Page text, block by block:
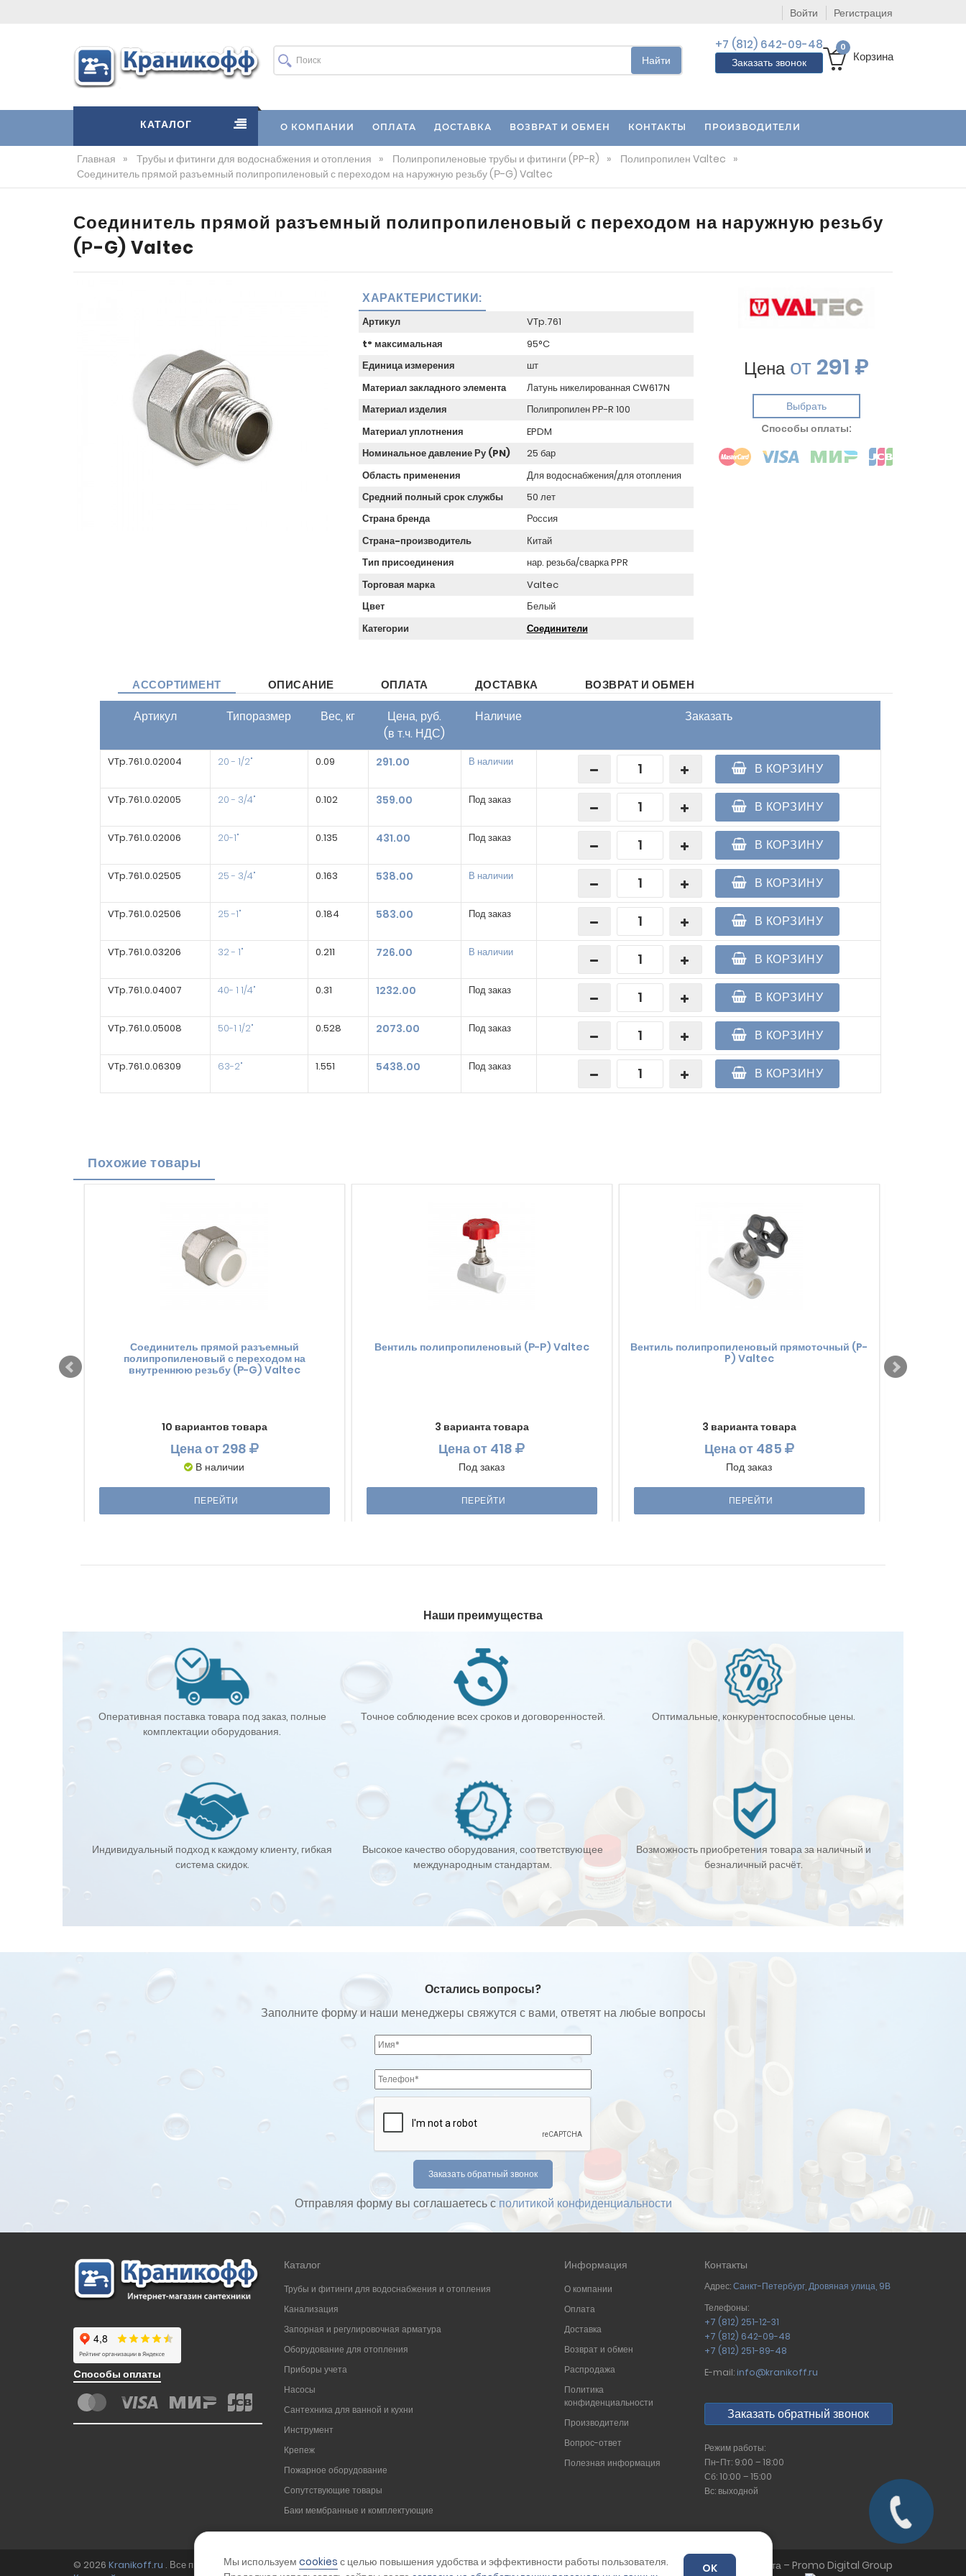
Войти Регистрация
Найти
+7 (812) 642-09-48
Заказать звонок
0
Корзина
КАТАЛОГ О КОМПАНИИ ОПЛАТА ДОСТАВКА ВОЗВРАТ И ОБМЕН КОНТАКТЫ ПРОИЗВОДИТЕЛИ
Главная » Трубы и фитинги для водоснабжения и отопления » Полипропиленовые трубы и фитинги (PP-R) » Полипропилен Valtec »
Соединитель прямой разъемный полипропиленовый с переходом на наружную резьбу (Р-G) Valtec
Соединитель прямой разъемный полипропиленовый с переходом на наружную резьбу
(Р-G) Valtec
ХАРАКТЕРИСТИКИ:
Артикул
VTp.761
t° максимальная
95°C
Единица измерения
шт
Материал закладного элемента
Латунь никелированная CW617N
Материал изделия
Полипропилен PP-R 100
Материал уплотнения
EPDM
Номинальное давление Ру (PN)
25 бар
Область применения
Для водоснабжения/для отопления
Средний полный срок службы
50 лет
Страна бренда
Россия
Страна-производитель
Китай
Тип присоединения
нар. резьба/сварка PPR
Торговая марка
Valtec
Цвет
Белый
Категории
Соединители
Ценаот291 ₽
Выбрать
Cпособы оплаты:
АССОРТИМЕНТ ОПИСАНИЕ ОПЛАТА ДОСТАВКА ВОЗВРАТ И ОБМЕН
Артикул Типоразмер Вес, кг
Цена, руб.
(в т.ч. НДС)
Наличие Заказать
VTp.761.0.02004 20 - 1/2" 0.09 291.00 В наличии В КОРЗИНУ
VTp.761.0.02005 20 - 3/4" 0.102 359.00 Под заказ В КОРЗИНУ
VTp.761.0.02006 20-1" 0.135 431.00 Под заказ В КОРЗИНУ
VTp.761.0.02505 25 - 3/4" 0.163 538.00 В наличии В КОРЗИНУ
VTp.761.0.02506 25 -1" 0.184 583.00 Под заказ В КОРЗИНУ
VTp.761.0.03206 32 - 1" 0.211 726.00 В наличии В КОРЗИНУ
VTp.761.0.04007 40- 1 1/4" 0.31 1232.00 Под заказ В КОРЗИНУ
VTp.761.0.05008 50-1 1/2" 0.528 2073.00 Под заказ В КОРЗИНУ
VTp.761.0.06309 63-2" 1.551 5438.00 Под заказ В КОРЗИНУ
Похожие товары
Соединитель прямой разъемный
полипропиленовый с переходом на
внутреннюю резьбу (Р-G) Valtec
10 вариантов товара
Ценаот 298
В наличии
ПЕРЕЙТИ
Вентиль полипропиленовый (Р-Р) Valtec
3 варианта товара
Ценаот 418
Под заказ
ПЕРЕЙТИ
Вентиль полипропиленовый прямоточный (P-
P) Valtec
3 варианта товара
Ценаот 485
Под заказ
ПЕРЕЙТИ
Наши преимущества
Оперативная поставка товара под заказ, полные
комплектации оборудования.
Точное соблюдение всех сроков и договоренностей. Оптимальные, конкурентоспособные цены.
Индивидуальный подход к каждому клиенту, гибкая
система скидок.
Высокое качество оборудования, соответствующее
международным стандартам.
Возможность приобретения товара за наличный и
безналичный расчёт.
Остались вопросы?
Заполните форму и наши менеджеры свяжутся с вами, ответят на любые вопросы
Отправляя форму вы соглашаетесь с политикой конфиденциальности
Cпособы оплаты
Каталог
Трубы и фитинги для водоснабжения и отопления
Канализация
Запорная и регулировочная арматура
Оборудование для отопления
Приборы учета
Насосы
Сантехника для ванной и кухни
Инструмент
Крепеж
Пожарное оборудование
Сопутствующие товары
Баки мембранные и комплектующие
Информация
О компании
Оплата
Доставка
Возврат и обмен
Распродажа
Политика
конфиденциальности
Производители
Вопрос-ответ
Полезная информация
Контакты
Адрес:Санкт-Петербург, Дровяная улица, 9В
Телефоны:
+7 (812) 251-12-31
+7 (812) 642-09-48
+7 (812) 251-89-48
E-mail: info@kranikoff.ru
Заказать обратный звонок
Режим работы:
Пн-Пт: 9:00 – 18:00
Сб: 10:00 – 15:00
Вс: выходной
© 2026 Kranikoff.ru . Все права защищены.
Цены на сайте указаны для ознакомления и не являются
Продвижение сайта – Promo Digital Group
Мы используем cookies с целью повышения удобства и эффективности работы пользователя.
OK